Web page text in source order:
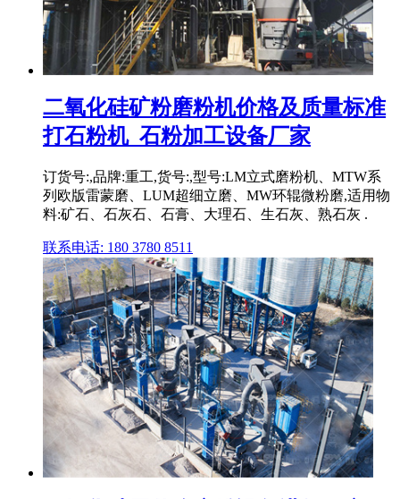
二氧化硅矿粉磨粉机价格及质量标准
打石粉机_石粉加工设备厂家
订货号:,品牌:重工,货号:,型号:LM立式磨粉机、MTW系
列欧版雷蒙磨、LUM超细立磨、MW环辊微粉磨,适用物
料:矿石、石灰石、石膏、大理石、生石灰、熟石灰 .
联系电话: 180 3780 8511